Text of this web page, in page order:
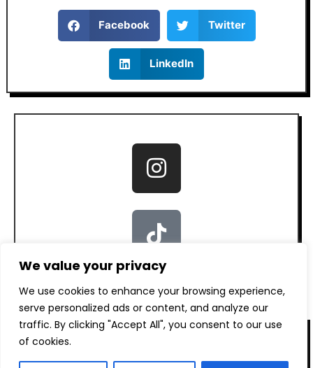
We value your privacy
We use cookies to enhance your browsing experience,
serve personalized ads or content, and analyze our
traffic. By clicking "Accept All", you consent to our use
of cookies.
Facebook Twitter
LinkedIn